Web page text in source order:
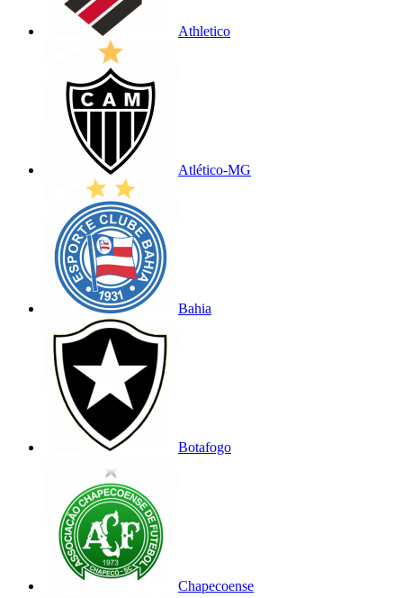
Athletico
Atlético-MG
Bahia
Botafogo
Chapecoense